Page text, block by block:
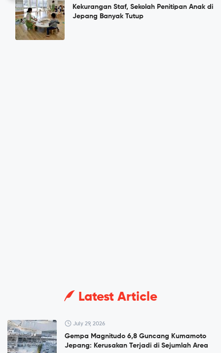
Kekurangan Staf, Sekolah Penitipan Anak di
Jepang Banyak Tutup
Latest Article
July 29, 2026
Gempa Magnitudo 6,8 Guncang Kumamoto
Jepang: Kerusakan Terjadi di Sejumlah Area